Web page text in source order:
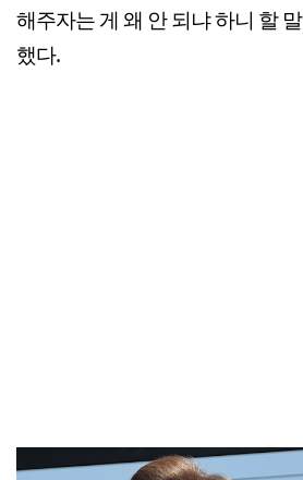
해주자는 게 왜 안 되냐 하니 할
했다.